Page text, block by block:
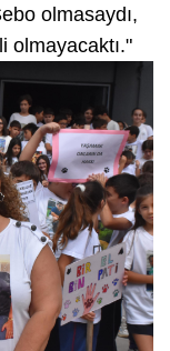
olmasaydı,
olmayacaktı."